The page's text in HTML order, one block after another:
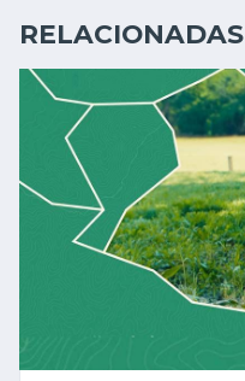
RELACIONADAS